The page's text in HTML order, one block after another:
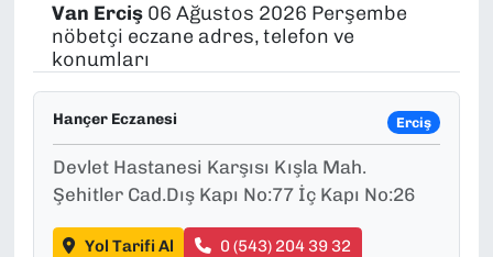
Van Erciş06 Ağustos 2026 Perşembe
nöbetçi eczane adres, telefon ve
konumları
Hançer Eczanesi Erciş
Devlet Hastanesi Karşısı Kışla Mah.
Şehitler Cad.Dış Kapı No:77 İç Kapı No:26
Yol Tarifi Al 0 (543) 204 39 32
YAŞAM